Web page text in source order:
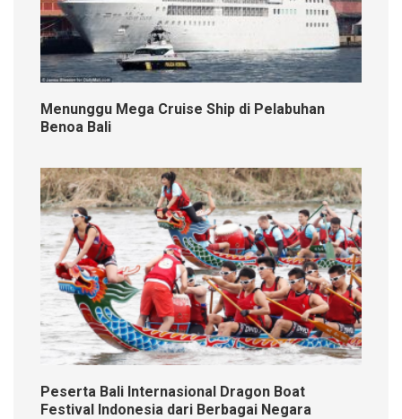
Menunggu Mega Cruise Ship di Pelabuhan
Benoa Bali
Peserta Bali Internasional Dragon Boat
Festival Indonesia dari Berbagai Negara